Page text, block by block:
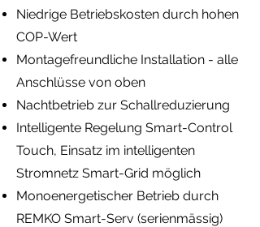
Niedrige Betriebskosten durch hohen
COP-Wert
Montagefreundliche Installation - alle
Anschlüsse von oben
Nachtbetrieb zur Schallreduzierung
Intelligente Regelung Smart-Control
Touch, Einsatz im intelligenten
Stromnetz Smart-Grid möglich
Monoenergetischer Betrieb durch
REMKO Smart-Serv (serienmässig)